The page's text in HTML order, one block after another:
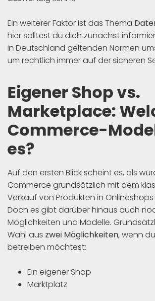
Ein weiterer Faktor ist das Thema
hier solltest du dich zunächst
in Deutschland geltenden Normen
um rechtlich immer auf der sicheren
Eigener Shop vs.
Marketplace:
Commerce-
es?
Auf den ersten Blick scheint es, als
Commerce grundsätzlich mit dem
Verkauf von Produkten in
Doch es gibt darüber hinaus auch
Möglichkeiten und Modelle.
Wahl aus zwei Möglichkeiten, wenn
betreiben möchtest:
Ein eigener Shop
Marktplatz